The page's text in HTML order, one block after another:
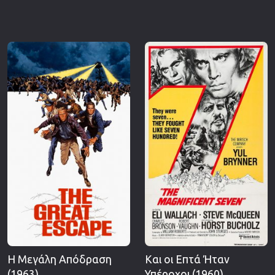
Η Μεγάλη Απόδραση
Και οι Επτά Ήταν